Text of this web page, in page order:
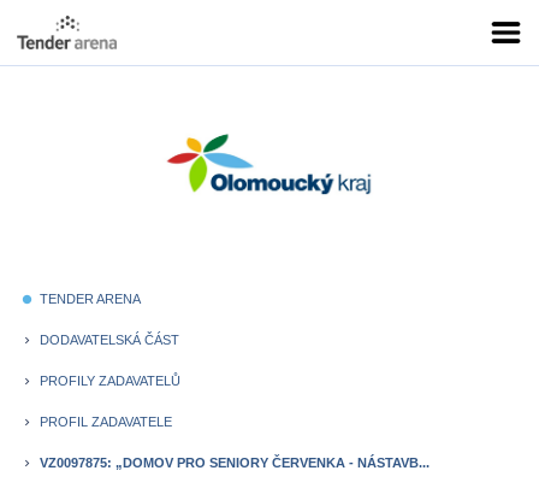
fiber_manual_record TENDER ARENA
keyboard_arrow_right DODAVATELSKÁ ČÁST
keyboard_arrow_right PROFILY ZADAVATELŮ
keyboard_arrow_right PROFIL ZADAVATELE
keyboard_arrow_right VZ0097875: „DOMOV PRO SENIORY ČERVENKA - NÁSTAVB...